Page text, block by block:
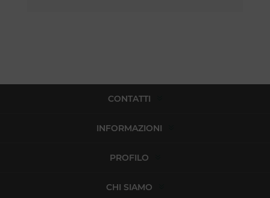
CONTATTI
INFORMAZIONI
PROFILO
CHI SIAMO